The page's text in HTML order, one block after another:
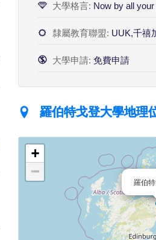
大學格言: Now by all
隸屬教育聯盟: UUK,千禧
大學申請: 免費申請
羅伯特戈登大學地理
羅伯
+
−